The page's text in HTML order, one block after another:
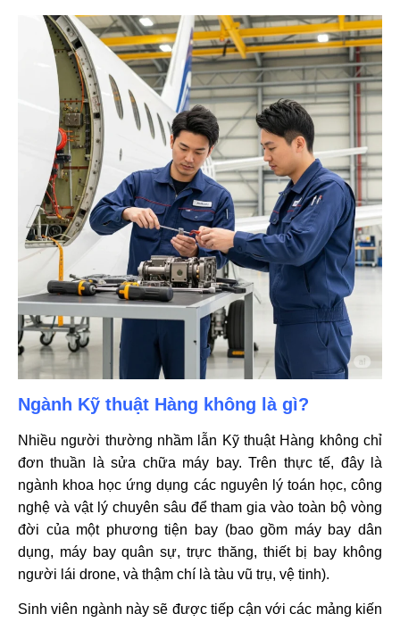
Ngành Kỹ thuật Hàng không là gì?
Nhiều người thường nhầm lẫn Kỹ thuật Hàng không chỉ
đơn thuần là sửa chữa máy bay. Trên thực tế, đây là
ngành khoa học ứng dụng các nguyên lý toán học, công
nghệ và vật lý chuyên sâu để tham gia vào toàn bộ vòng
đời của một phương tiện bay (bao gồm máy bay dân
dụng, máy bay quân sự, trực thăng, thiết bị bay không
người lái drone, và thậm chí là tàu vũ trụ, vệ tinh).
Sinh viên ngành này sẽ được tiếp cận với các mảng kiến